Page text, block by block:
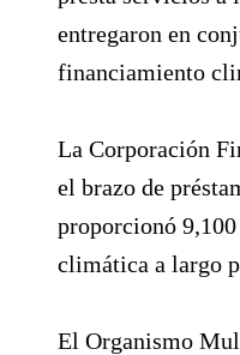
entregaron en
financiamiento
La Corporación
el brazo de
proporcionó
climática a largo
El Organismo